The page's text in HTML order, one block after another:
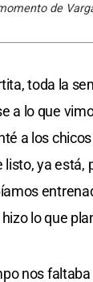
de
toda la
a lo que
a los
listo, ya está,
hizo lo que
nos